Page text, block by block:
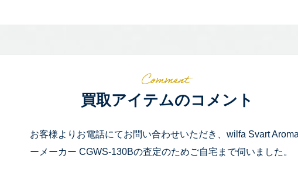
買取アイテムのコメント
お客様よりお電話にてお問い合わせいただき、wilfa Svart
ーメーカー CGWS-130Bの査定のためご自宅まで伺いました。